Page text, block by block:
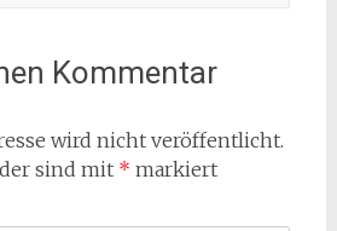
Kommentar
wird nicht veröffentlicht.
sind mit * markiert